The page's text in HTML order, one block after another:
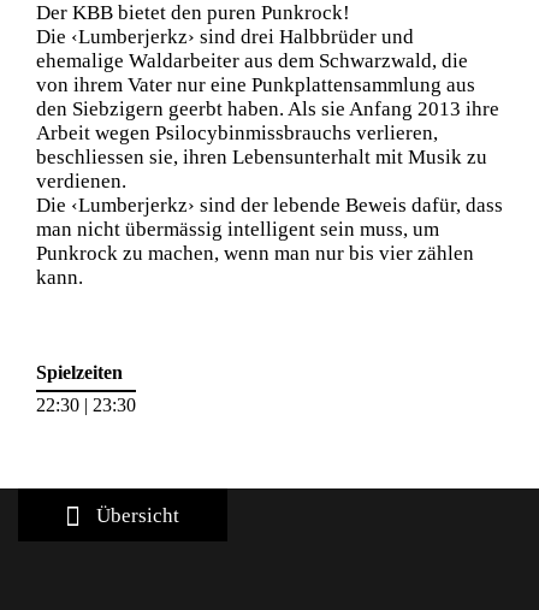
Der KBB bietet den puren Punkrock!
Die ‹Lumberjerkz› sind drei Halbbrüder und
ehemalige Waldarbeiter aus dem Schwarzwald, die
von ihrem Vater nur eine Punkplattensammlung aus
den Siebzigern geerbt haben. Als sie Anfang 2013 ihre
Arbeit wegen Psilocybinmissbrauchs verlieren,
beschliessen sie, ihren Lebensunterhalt mit Musik zu
verdienen.
Die ‹Lumberjerkz› sind der lebende Beweis dafür, dass
man nicht übermässig intelligent sein muss, um
Punkrock zu machen, wenn man nur bis vier zählen
kann.
Spielzeiten
22:30 | 23:30
Übersicht